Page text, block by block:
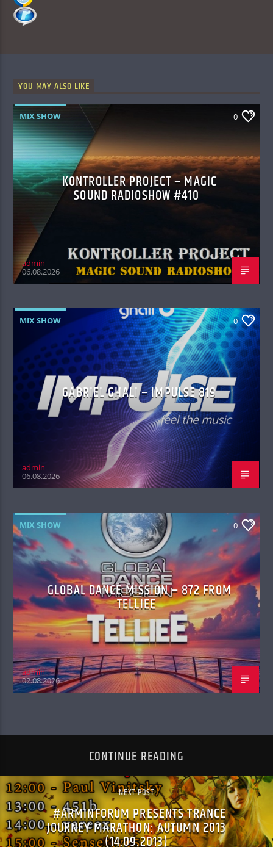
YOU MAY ALSO LIKE
MIX SHOW 0
KONTROLLER PROJECT – MAGIC
SOUND RADIOSHOW #410
admin
06.08.2026
MIX SHOW 0
GABRIEL GHALI – IMPULSE 819
admin
06.08.2026
MIX SHOW 0
GLOBAL DANCE MISSION – 872 FROM
TELLIEE
admin
02.08.2026
CONTINUE READING
NEXT POST
#ARMINFORUM PRESENTS TRANCE
JOURNEY MARATHON: AUTUMN 2013
(14.09.2013)